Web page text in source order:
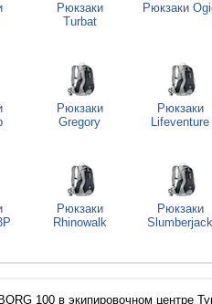
Рюкзаки
Turbat
Рюкзаки
Рюкзаки
Gregory
Рюкзаки
Lifeventure
Рюкзаки
Rhinowalk
Рюкзаки
Slumberjack
100 в экипировочном центре